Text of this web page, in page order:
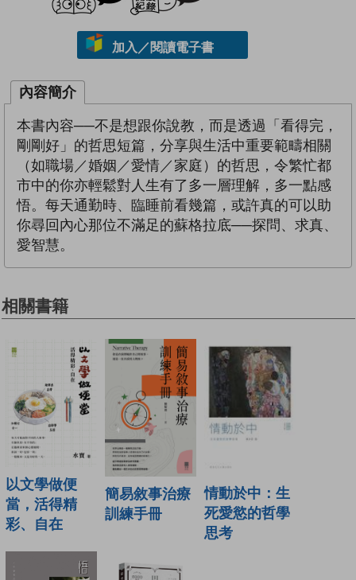
加入／閱讀電子書
內容簡介
本書內容──不是想跟你說教，而是透過「看得完，
剛剛好」的哲思短篇，分享與生活中重要範疇相關
（如職場／婚姻／愛情／家庭）的哲思，令繁忙都
市中的你亦輕鬆對人生有了多一層理解，多一點感
悟。每天通勤時、臨睡前看幾篇，或許真的可以助
你尋回內心那位不滿足的蘇格拉底──探問、求真、
愛智慧。
相關書籍
以文學做便
當，活得精
彩、自在
簡易敘事治療
訓練手冊
情動於中：生
死愛慾的哲學
思考